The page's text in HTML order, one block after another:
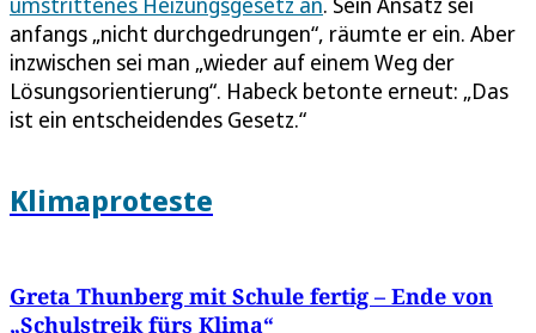
anfangs „nicht durchgedrungen“, räumte er ein. Aber
inzwischen sei man „wieder auf einem Weg der
Lösungsorientierung“. Habeck betonte erneut: „Das
ist ein entscheidendes Gesetz.“
Klimaproteste
Greta Thunberg mit Schule fertig – Ende von
„Schulstreik fürs Klima“